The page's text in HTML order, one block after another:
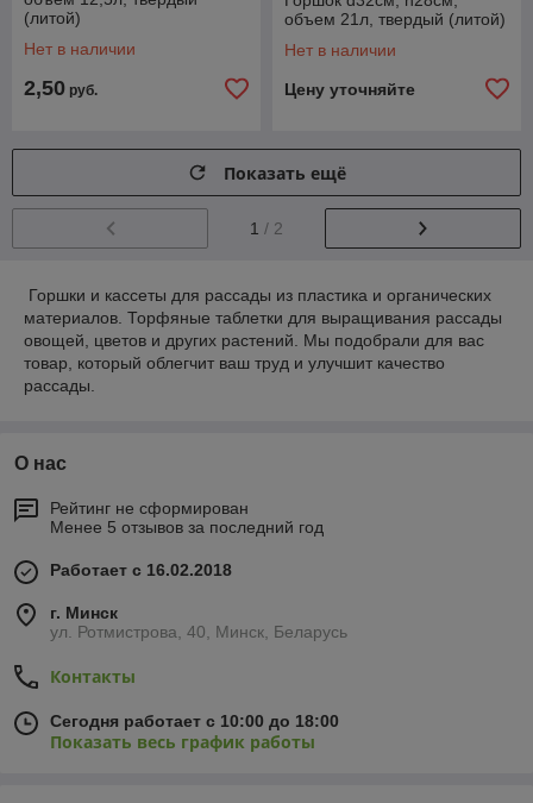
(литой)
Нет в наличии
2,50 руб.
объем 21л, твердый (литой)
Нет в наличии
Цену уточняйте
Показать ещё
1 / 2
Горшки и кассеты для рассады из пластика и органических
материалов. Торфяные таблетки для выращивания рассады
овощей, цветов и других растений. Мы подобрали для вас
товар, который облегчит ваш труд и улучшит качество
рассады.
О нас
Рейтинг не сформирован
Менее 5 отзывов за последний год
Работает с 16.02.2018
г. Минск
ул. Ротмистрова, 40, Минск, Беларусь
Контакты
Сегодня работает с 10:00 до 18:00
Показать весь график работы